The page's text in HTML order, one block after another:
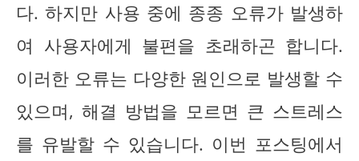
다. 하지만 사용 중에 종종 오류가 발생하
여 사용자에게 불편을 초래하곤 합니다.
이러한 오류는 다양한 원인으로 발생할 수
있으며, 해결 방법을 모르면 큰 스트레스
를 유발할 수 있습니다. 이번 포스팅에서